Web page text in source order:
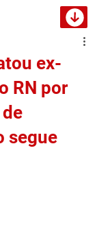
ex-
RN por
segue